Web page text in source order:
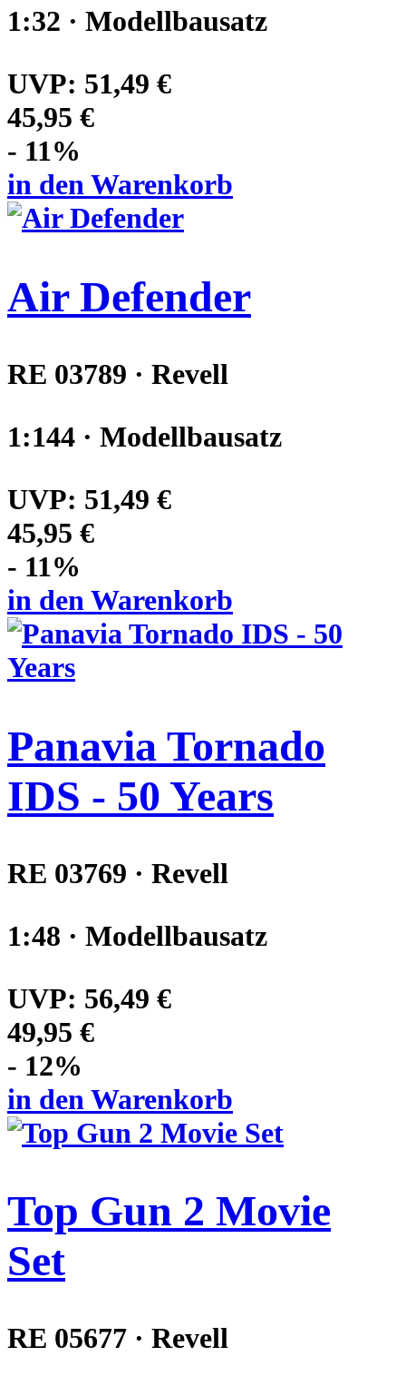
1:32 · Modellbausatz
UVP: 51,49 €
45,95 €
- 11%
in den Warenkorb
Air Defender
RE 03789 · Revell
1:144 · Modellbausatz
UVP: 51,49 €
45,95 €
- 11%
in den Warenkorb
Panavia Tornado
IDS - 50 Years
RE 03769 · Revell
1:48 · Modellbausatz
UVP: 56,49 €
49,95 €
- 12%
in den Warenkorb
Top Gun 2 Movie
Set
RE 05677 · Revell